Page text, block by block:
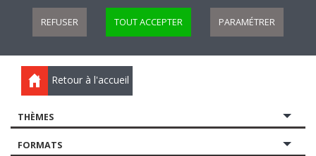
REFUSER TOUT ACCEPTER PARAMÉTRER
Retour à l'accueil
THÈMES
FORMATS